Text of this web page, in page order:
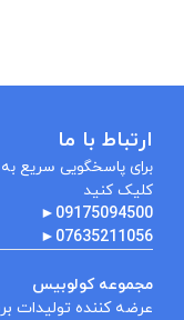
ارتباط با ما
برای پاسخگویی سریع
کلیک کنید
09175094500
►
07635211056
►
مجموعه کولوبیس
عرضه کننده تولیدات